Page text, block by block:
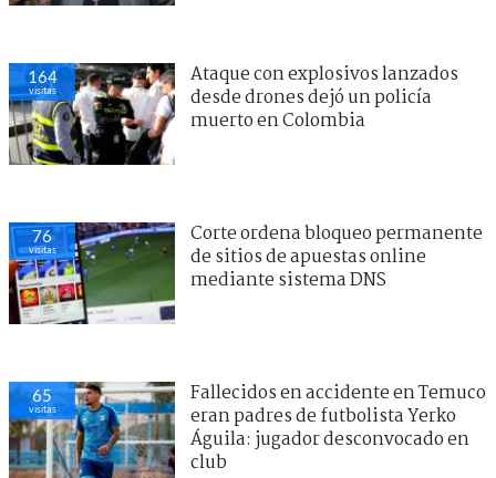
164
visitas
Ataque con explosivos lanzados
desde drones dejó un policía
muerto en Colombia
76
visitas
Corte ordena bloqueo permanente
de sitios de apuestas online
mediante sistema DNS
65
visitas
Fallecidos en accidente en Temuco
eran padres de futbolista Yerko
Águila: jugador desconvocado en
club